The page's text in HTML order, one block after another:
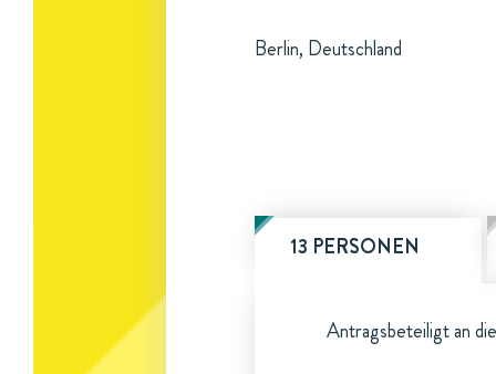
Berlin, Deutschland
13 PERSONEN
Antragsbeteiligt an